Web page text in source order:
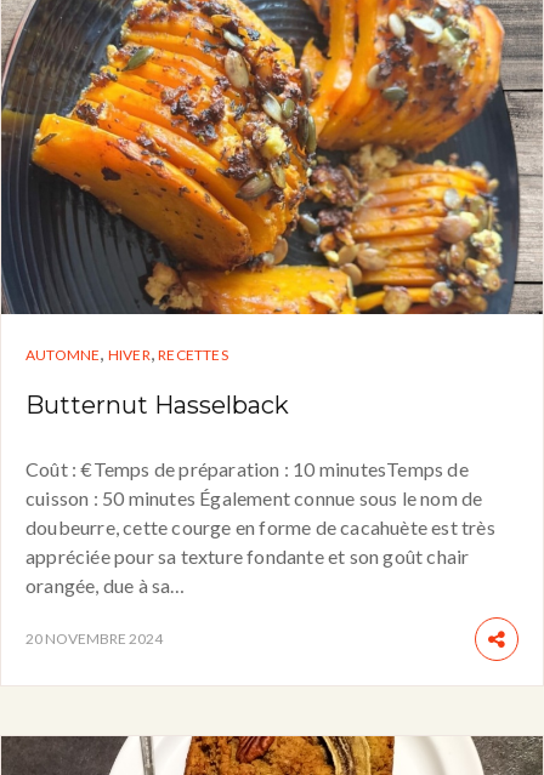
AUTOMNE, HIVER,RECETTES
Butternut Hasselback
Coût : €Temps de préparation : 10 minutesTemps de
cuisson : 50 minutes Également connue sous le nom de
doubeurre, cette courge en forme de cacahuète est très
appréciée pour sa texture fondante et son goût chair
orangée, due à sa…
20 NOVEMBRE 2024